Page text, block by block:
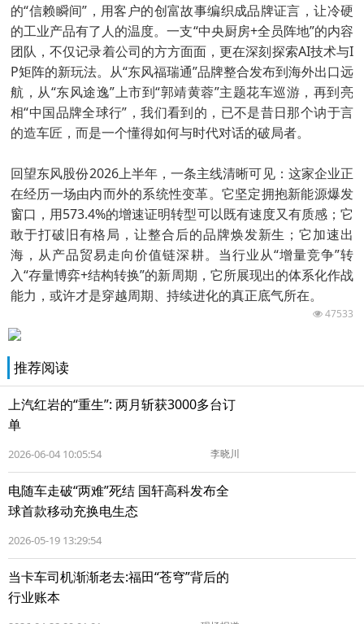
的“信赖瞬间”，用客户的创富故事编织成品牌证言，让冷硬
的工业产品有了人的温度。一支“中央厨房+全员阵地”的内容
团队，不仅记录着公司的方方面面，更在深刻探索AI技术与I
P矩阵的新玩法。从“东风福瑞通”品牌整合发布到海外出口远
航，从“东风途逸”上市到“郭靖黄蓉”主题花车巡游，再到亮
相“中国品牌全球行”，我们看到的，已不是昔日那个讷于言
的造车匠，而是一个懂得如何与时代对话的破局者。
回望东风股份2026上半年，一条主线清晰可见：这家企业正
在经历一场由内而外的系统性变革。它坚定拥抱新能源爆发
窗口，用573.4%的增速证明转型可以既有速度又有质感；它
敢于打破旧有格局，让整合后的品牌焕发新生；它加速出
海，从产品贸易走向价值链深耕。当行业从“增量竞争”转
入“存量博弈+结构转换”的新周期，它所展现出的体系化作战
能力，或许才是穿越周期、持续进化的真正底气所在。
47533
推荐阅读
上汽红岩的“重生”: 两月斩获3000多台订
单
2026-06-04 10:05:54 李晓川
电随车走破“两难”死结 国轩高科发布全
球首款移动充换电生态
2026-05-19 13:29:54
当卡车司机渐渐老去:福田“苍穹”背后的
行业账本